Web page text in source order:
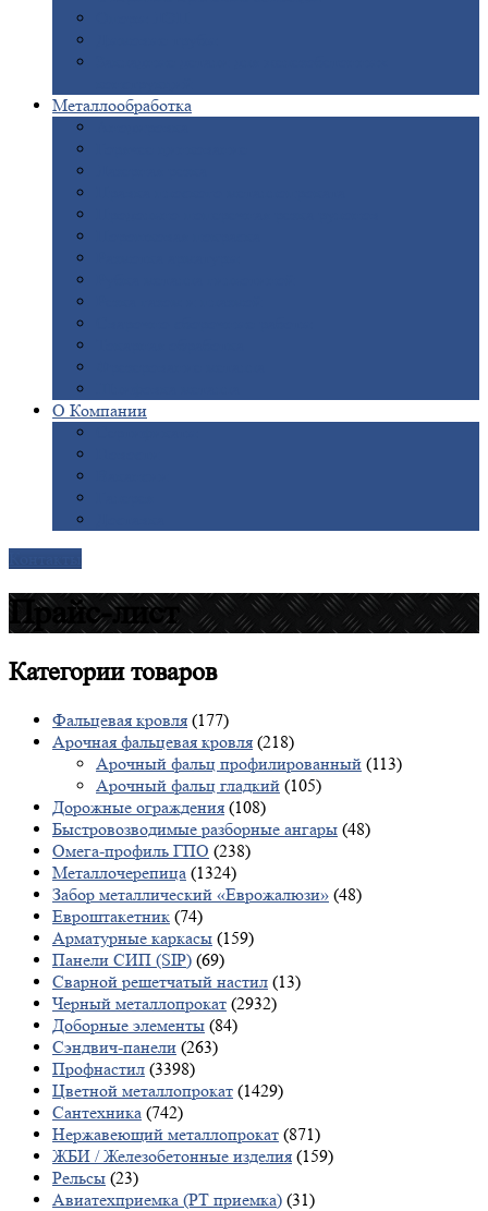
Металлообработка
О Компании
Прайс-лист
Категориитоваров
Фальцевая кровля (177)
Арочная фальцевая кровля (218)
Арочный фальц профилированный (113)
Арочный фальц гладкий (105)
Дорожные ограждения (108)
Быстровозводимые разборные ангары (48)
Омега-профиль ГПО (238)
Металлочерепица (1324)
Забор металлический «Еврожалюзи» (48)
Евроштакетник (74)
Арматурные каркасы (159)
Панели СИП (SIP) (69)
Сварной решетчатый настил (13)
Черный металлопрокат (2932)
Доборные элементы (84)
Сэндвич-панели (263)
Профнастил (3398)
Цветной металлопрокат (1429)
Сантехника (742)
Нержавеющий металлопрокат (871)
ЖБИ / Железобетонные изделия (159)
Рельсы (23)
Авиатехприемка (РТ приемка) (31)